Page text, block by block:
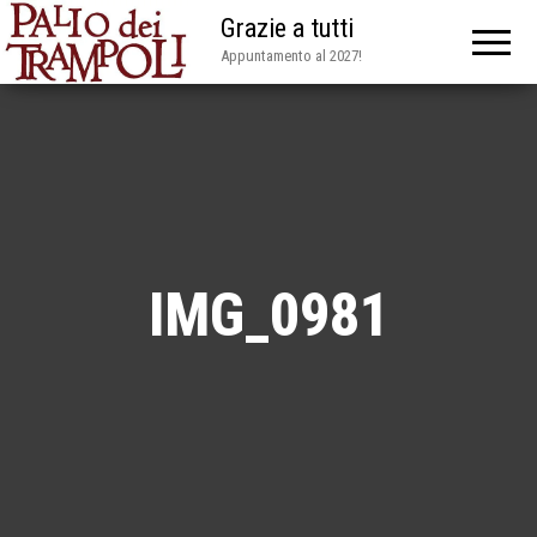
Grazie a tutti
Appuntamento al 2027!
IMG_0981